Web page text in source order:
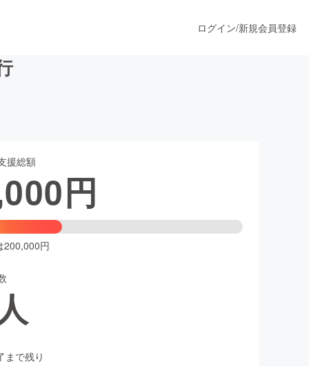
ファッション
ログイン/新規会員登録
援総額
円
200,000円
まで残り